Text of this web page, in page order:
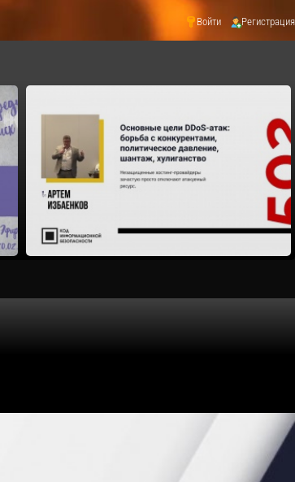
Войти Регистрация